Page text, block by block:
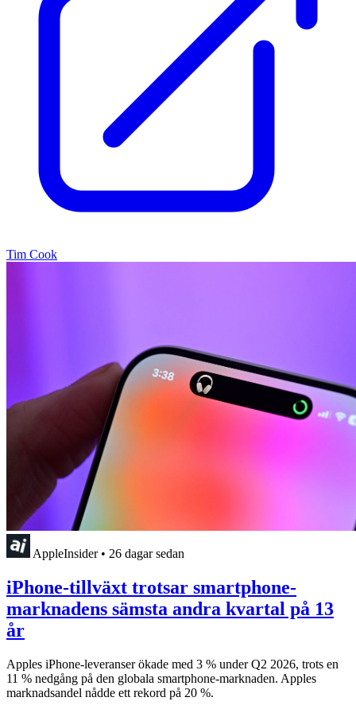
Tim Cook
AppleInsider • 26 dagar sedan
iPhone-tillväxt trotsar smartphone-
marknadens sämsta andra kvartal på 13
år
Apples iPhone-leveranser ökade med 3 % under Q2 2026, trots en
11 % nedgång på den globala smartphone-marknaden. Apples
marknadsandel nådde ett rekord på 20 %.